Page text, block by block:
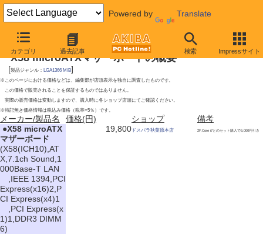
Powered by Translate
カテゴリ 過去記事 検索 Impressサイト
2009年5月30日号
X58 microATXマザーボードの概要
[製品ジャンル： LGA1366 M/B]
※このページにおける価格などは、編集部が店頭表示を独自に調査したものです。
この価格で販売されることを保証するものではありません。
実際の販売価格は変動しますので、購入時に各ショップ店頭にてご確認ください。
※特記無き価格情報は税込み価格（税率=5％）です。
メーカー/製品名 価格(円) ショップ
備考
●X58 microATX
マザーボード
(X58(ICH10),AT
X,7.1ch Sound,1
000Base-T LAN
,IEEE 1394,PCI
Express(x16)2,P
CI Express(x4)1
,PCI Express(x
1)1,DDR3 DIMM
6)
19,800 ドスパラ秋葉原本店 2F,Core i7とのセット購入で5,000円引き